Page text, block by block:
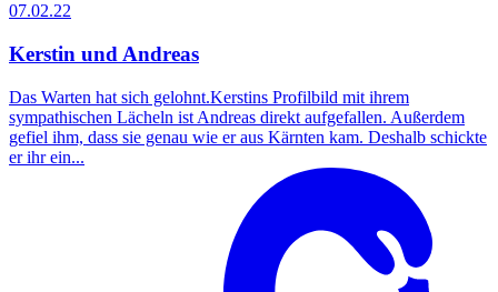
07.02.22
Kerstin und Andreas
Das Warten hat sich gelohnt.Kerstins Profilbild mit ihrem
sympathischen Lächeln ist Andreas direkt aufgefallen. Außerdem
gefiel ihm, dass sie genau wie er aus Kärnten kam. Deshalb schickte
er ihr ein...